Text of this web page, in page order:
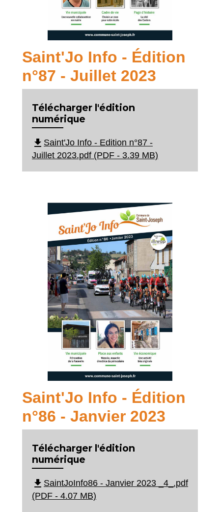
Saint'Jo Info - Édition
n°87 - Juillet 2023
Télécharger l'édition
numérique
file_download Saint'Jo Info - Edition n°87 -
Juillet 2023.pdf (PDF - 3.39 MB)
Saint'Jo Info - Édition
n°86 - Janvier 2023
Télécharger l'édition
numérique
file_download SaintJoInfo86 - Janvier 2023 _4_.pdf
(PDF - 4.07 MB)